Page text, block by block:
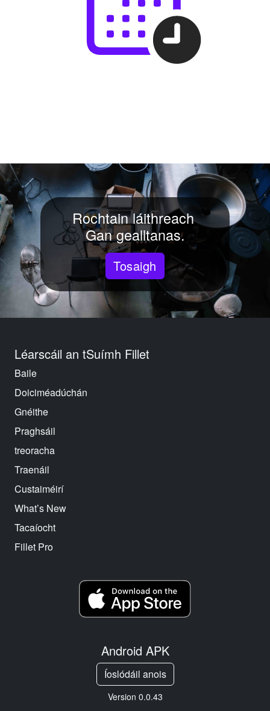
Rochtain láithreach
Gan gealltanas.
Tosaigh
Léarscáil an tSuímh Fillet
Baile
Doiciméadúchán
Gnéithe
Praghsáil
treoracha
Traenáil
Custaiméirí
What’s New
Tacaíocht
Fillet Pro
Android APK
Íoslódáil anois
Version 0.0.43